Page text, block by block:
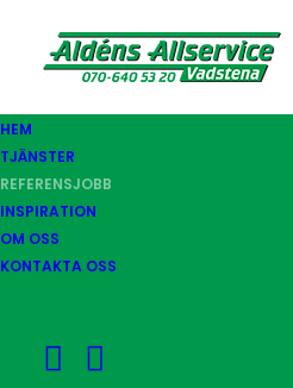
HEM
TJÄNSTER
REFERENSJOBB
INSPIRATION
OM OSS
KONTAKTA OSS
växt fram